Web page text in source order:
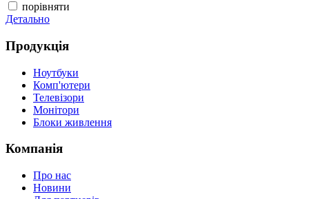
порівняти
Детально
Продукція
Ноутбуки
Комп'ютери
Телевізори
Монітори
Блоки живлення
Компанія
Про нас
Новини